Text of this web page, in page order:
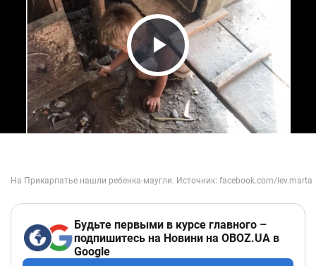
Play Video
Будьте первыми в курсе главного –
подпишитесь на Новини на OBOZ.UA в
Google